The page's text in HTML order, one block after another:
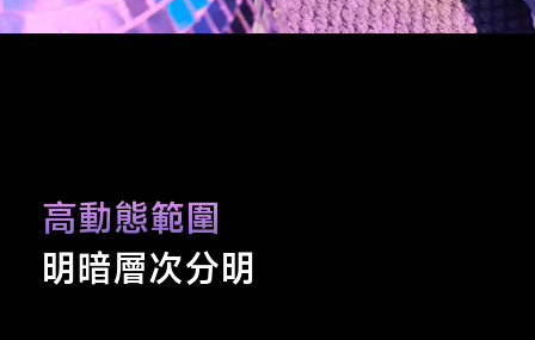
高動態範圍
明暗層次分明